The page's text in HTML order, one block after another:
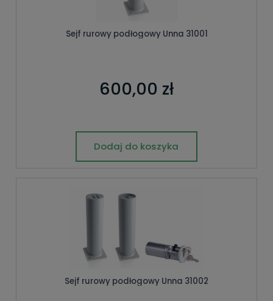
Sejf rurowy podłogowy Unna 31001
600,00 zł
Dodaj do koszyka
Sejf rurowy podłogowy Unna 31002